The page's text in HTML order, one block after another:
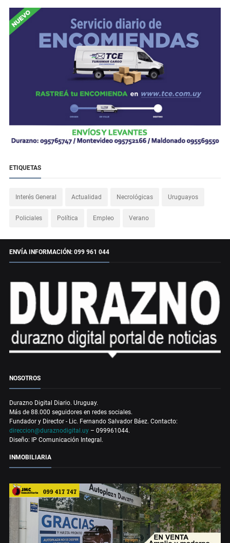
ETIQUETAS
Interés General Actualidad Necrológicas Uruguayos
Policiales Política Empleo Verano
ENVÍA INFORMACIÓN: 099 961 044
NOSOTROS
Durazno Digital Diario. Uruguay.
Más de 88.000 seguidores en redes sociales.
Fundador y Director - Lic. Fernando Salvador Báez. Contacto:
direccion@duraznodigital.uy – 099961044.
Diseño: IP Comunicación Integral.
INMOBILIARIA